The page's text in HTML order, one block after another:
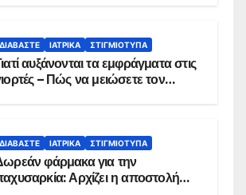
ΔΙΑΒΆΣΤΕ ΙΑΤΡΙΚΆ ΣΤΙΓΜΙΌΤΥΠΑ
αυξάνονται τα εμφράγματα στις
– Πώς να μειώσετε τον
ΔΙΑΒΆΣΤΕ ΙΑΤΡΙΚΆ ΣΤΙΓΜΙΌΤΥΠΑ
φάρμακα για την
Αρχίζει η αποστολή